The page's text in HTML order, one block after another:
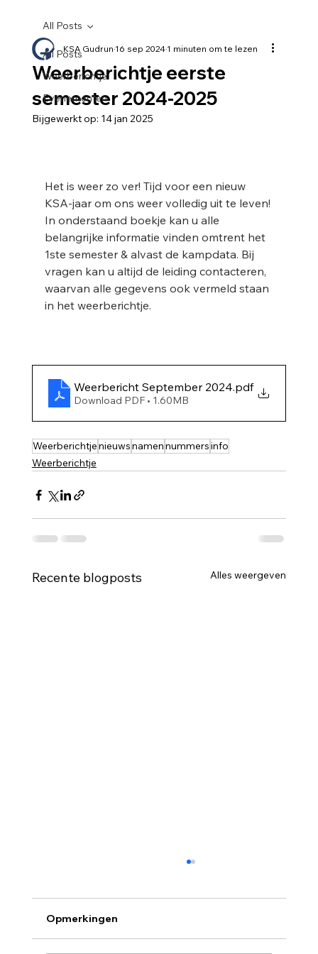
All Posts
Weerberichtje
Evenementen
All Posts
Weerberichtje eerste
semester 2024-2025
KSA Gudrun16 sep 20241 minuten om te lezen
Bijgewerkt op: 14 jan 2025
Het is weer zo ver! Tijd voor een nieuw
KSA-jaar om ons weer volledig uit te leven!
In onderstaand boekje kan u alle
belangrijke informatie vinden omtrent het
1ste semester & alvast de kampdata. Bij
vragen kan u altijd de leiding contacteren,
waarvan alle gegevens ook vermeld staan
in het weerberichtje.
Weerbericht September 2024.pdf
Download PDF • 1.60MB
Weerberichtjenieuwsnamennummersinfo
Weerberichtje
Recente blogposts Alles weergeven
Opmerkingen